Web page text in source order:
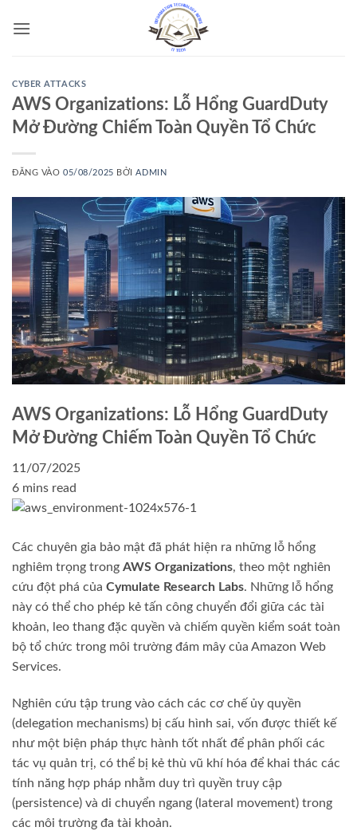
qua
CYBER ATTACKS
AWS Organizations: Lỗ Hổng GuardDuty
Mở Đường Chiếm Toàn Quyền Tổ Chức
ĐĂNG VÀO05/08/2025 BỞIADMIN
AWS Organizations: Lỗ Hổng GuardDuty
Mở Đường Chiếm Toàn Quyền Tổ Chức
11/07/2025
6 mins read
Các chuyên gia bảo mật đã phát hiện ra những lỗ hổng
nghiêm trọng trong AWS Organizations, theo một nghiên
cứu đột phá của Cymulate Research Labs. Những lỗ hổng
này có thể cho phép kẻ tấn công chuyển đổi giữa các tài
khoản, leo thang đặc quyền và chiếm quyền kiểm soát toàn
bộ tổ chức trong môi trường đám mây của Amazon Web
Services.
Nghiên cứu tập trung vào cách các cơ chế ủy quyền
(delegation mechanisms) bị cấu hình sai, vốn được thiết kế
như một biện pháp thực hành tốt nhất để phân phối các
tác vụ quản trị, có thể bị kẻ thù vũ khí hóa để khai thác các
tính năng hợp pháp nhằm duy trì quyền truy cập
(persistence) và di chuyển ngang (lateral movement) trong
các môi trường đa tài khoản.